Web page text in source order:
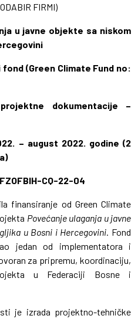
FIRMI)
u javne objekte sa niskom
(Green Climate Fund no:
dokumentacije –
– august 2022. godine (2
CQ-22-04
finansiranje od Green Climate
Povećanje ulaganja u javne
u Bosni i Hercegovini . Fond
jedan od implementatora i
za pripremu, koordinaciju,
u Federaciji Bosne i
je izrada projektno-tehničke